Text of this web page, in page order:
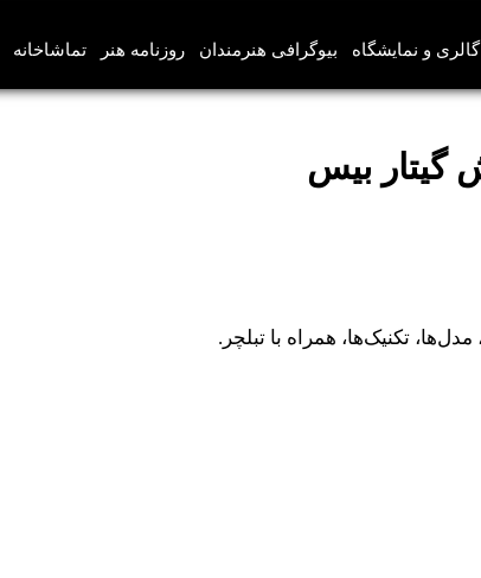
گالری و نمایشگاه بیوگرافی هنرمندان روزنامه هنر تماشاخانه
گیتار بیس
تکنیک‌ها، همراه با تبلچر.